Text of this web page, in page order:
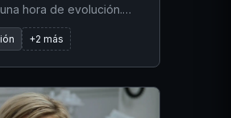
hora de evolución.
destacan por
sublingual y
de emergencias fue
para IAMCEST.
+2 más